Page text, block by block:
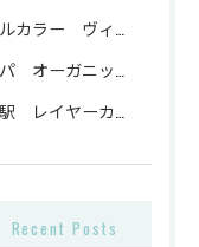
ガンカラー 津田沼駅
トメント ヴィーガンカラー
イヤーカット
Recent Posts